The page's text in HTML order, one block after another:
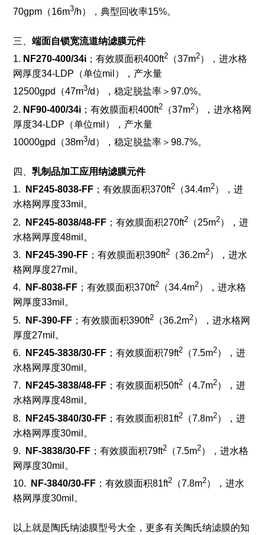
70gpm（16m3/h），典型回收率15%。
三、 端面自锁宽流道纳滤膜元件
1. NF270-400/34i；有效膜面积400ft2（37m2），进水格
网厚度34-LDP（单位mil），产水量
12500gpd（47m3/d），稳定脱盐率＞97.0%。
2. NF90-400/34i；有效膜面积400ft2（37m2），进水格网
厚度34-LDP（单位mil），产水量
10000gpd（38m3/d），稳定脱盐率＞98.7%。
四、 乳制品加工应用纳滤膜元件
1.
NF245-8038-FF；有效膜面积370ft2（34.4m2），进
水格网厚度33mil。
2.
NF245-8038/48-FF；有效膜面积270ft2（25m2），进
水格网厚度48mil。
3.
NF245-390-FF；有效膜面积390ft2（36.2m2），进水
格网厚度27mil。
4.
NF-8038-FF；有效膜面积370ft2（34.4m2），进水格
网厚度33mil。
5.
NF-390-FF；有效膜面积390ft2（36.2m2），进水格网
厚度27mil。
6.
NF245-3838/30-FF；有效膜面积79ft2（7.5m2），进
水格网厚度30mil。
7.
NF245-3838/48-FF；有效膜面积50ft2（4.7m2），进
水格网厚度48mil。
8.
NF245-3840/30-FF；有效膜面积81ft2（7.8m2），进
水格网厚度30mil。
9.
NF-3838/30-FF；有效膜面积79ft2（7.5m2），进水格
网厚度30mil。
10.
NF-3840/30-FF；有效膜面积81ft2（7.8m2），进水
格网厚度30mil。
以上就是陶氏纳滤膜型号大全，更多有关陶氏纳滤膜的知